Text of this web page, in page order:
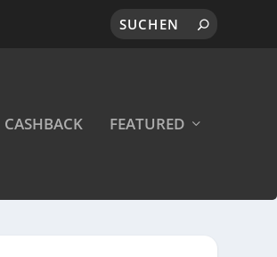
CASHBACK FEATURED